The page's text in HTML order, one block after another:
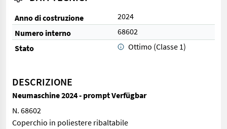
Anno di costruzione
2024
Numero interno
68602
Stato
Ottimo (Classe 1)
DESCRIZIONE
Neumaschine 2024 - prompt Verfügbar
N. 68602
Coperchio in poliestere ribaltabile